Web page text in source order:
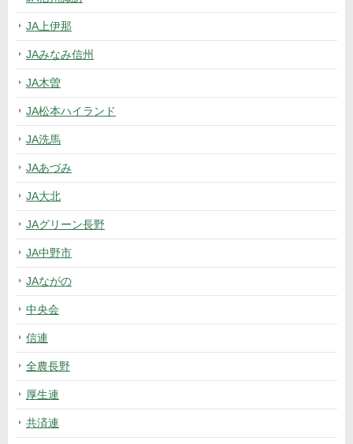
JA上伊那
JAみなみ信州
JA木曽
JA松本ハイランド
JA洗馬
JAあづみ
JA大北
JAグリーン長野
JA中野市
JAながの
中央会
信連
全農長野
厚生連
共済連